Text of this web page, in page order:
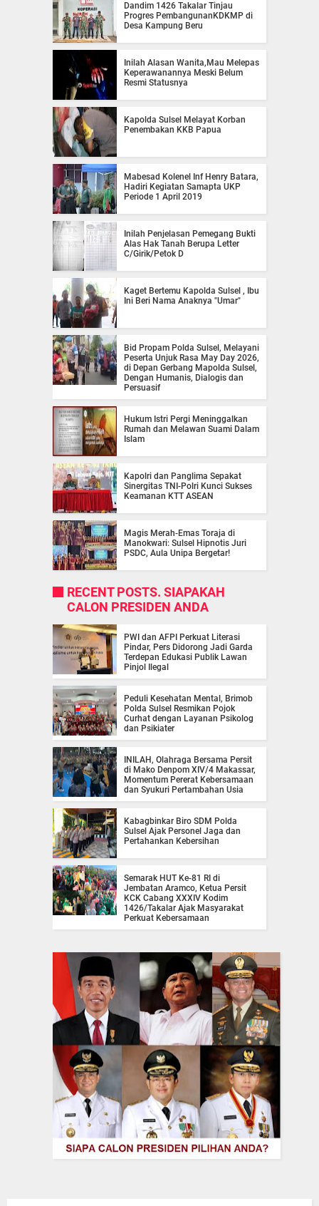
Dandim 1426 Takalar Tinjau
Progres PembangunanKDKMP di
Desa Kampung Beru
Inilah Alasan Wanita,Mau Melepas
Keperawanannya Meski Belum
Resmi Statusnya
Kapolda Sulsel Melayat Korban
Penembakan KKB Papua
Mabesad Kolenel Inf Henry Batara,
Hadiri Kegiatan Samapta UKP
Periode 1 April 2019
Inilah Penjelasan Pemegang Bukti
Alas Hak Tanah Berupa Letter
C/Girik/Petok D
Kaget Bertemu Kapolda Sulsel , Ibu
Ini Beri Nama Anaknya "Umar"
Bid Propam Polda Sulsel, Melayani
Peserta Unjuk Rasa May Day 2026,
di Depan Gerbang Mapolda Sulsel,
Dengan Humanis, Dialogis dan
Persuasif
Hukum Istri Pergi Meninggalkan
Rumah dan Melawan Suami Dalam
Islam
Kapolri dan Panglima Sepakat
Sinergitas TNI-Polri Kunci Sukses
Keamanan KTT ASEAN
Magis Merah-Emas Toraja di
Manokwari: Sulsel Hipnotis Juri
PSDC, Aula Unipa Bergetar!
RECENT POSTS. SIAPAKAH
CALON PRESIDEN ANDA
PWI dan AFPI Perkuat Literasi
Pindar, Pers Didorong Jadi Garda
Terdepan Edukasi Publik Lawan
Pinjol Ilegal
Peduli Kesehatan Mental, Brimob
Polda Sulsel Resmikan Pojok
Curhat dengan Layanan Psikolog
dan Psikiater
INILAH, Olahraga Bersama Persit
di Mako Denpom XIV/4 Makassar,
Momentum Pererat Kebersamaan
dan Syukuri Pertambahan Usia
Kabagbinkar Biro SDM Polda
Sulsel Ajak Personel Jaga dan
Pertahankan Kebersihan
Semarak HUT Ke-81 RI di
Jembatan Aramco, Ketua Persit
KCK Cabang XXXIV Kodim
1426/Takalar Ajak Masyarakat
Perkuat Kebersamaan